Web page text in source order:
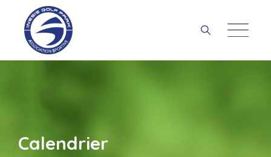
content
Calendrier